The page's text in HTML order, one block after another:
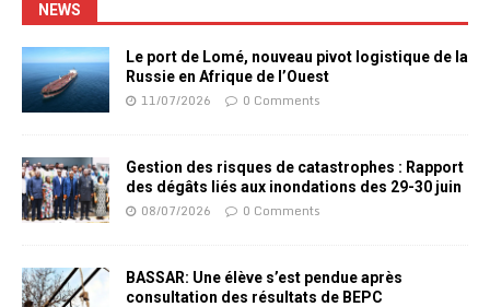
NEWS
Le port de Lomé, nouveau pivot logistique de la
Russie en Afrique de l’Ouest
11/07/2026 0 Comments
Gestion des risques de catastrophes : Rapport
des dégâts liés aux inondations des 29-30 juin
08/07/2026 0 Comments
BASSAR: Une élève s’est pendue après
consultation des résultats de BEPC